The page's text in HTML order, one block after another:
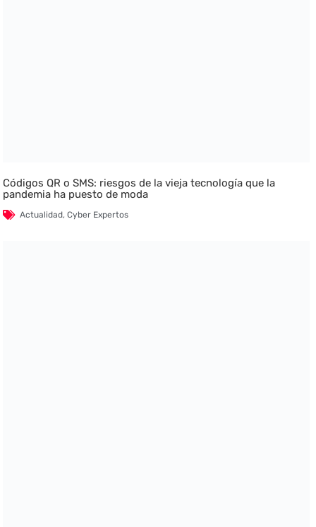
Códigos QR o SMS: riesgos de la vieja tecnología que la
pandemia ha puesto de moda
Actualidad,Cyber Expertos